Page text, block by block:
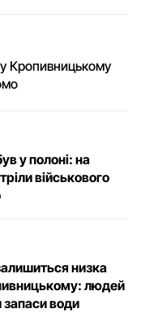
у Кропивницькому
у полоні: на
військового
низка
людей
води